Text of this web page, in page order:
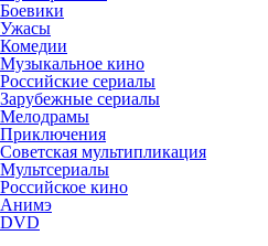
Боевики
Ужасы
Комедии
Музыкальное кино
Российские сериалы
Зарубежные сериалы
Мелодрамы
Приключения
Советская мультипликация
Мультсериалы
Российское кино
Анимэ
DVD